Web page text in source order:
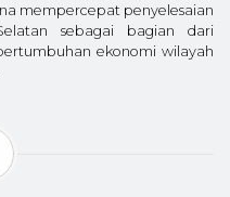
mempercepat penyelesaian
sebagai bagian dari
ekonomi wilayah